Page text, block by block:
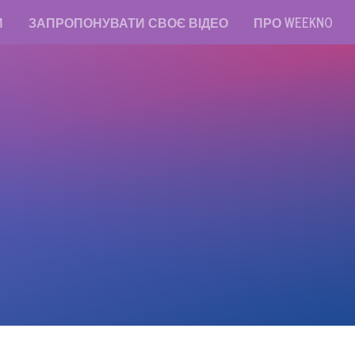
ЗАПРОПОНУВАТИ СВОЄ ВІДЕО ПРО WEEKNO